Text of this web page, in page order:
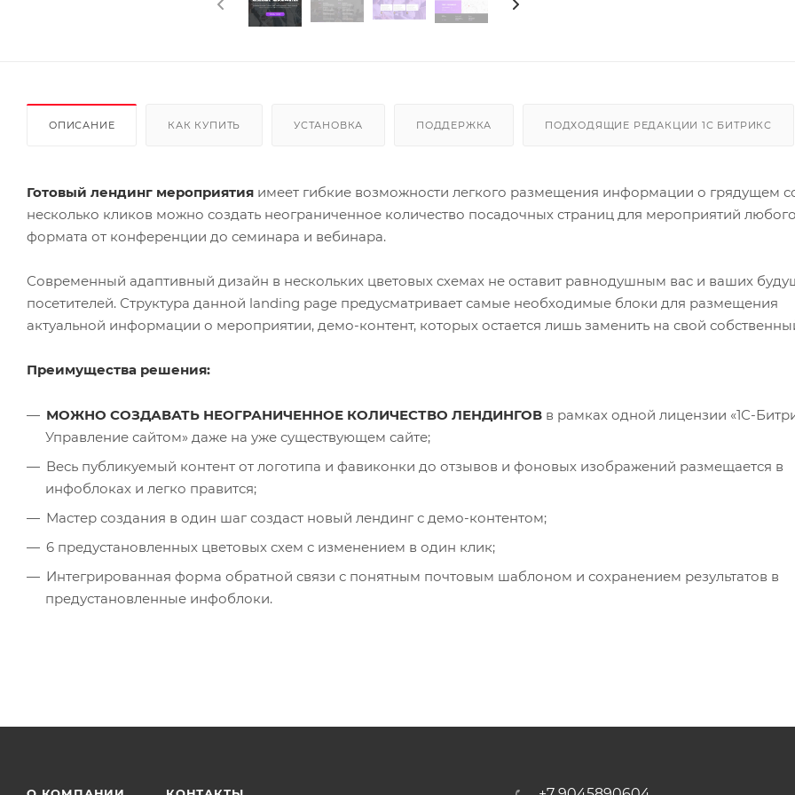
ОПИСАНИЕ КАК КУПИТЬ УСТАНОВКА ПОДДЕРЖКА ПОДХОДЯЩИЕ РЕДАКЦИИ 1C БИТРИКС
Готовый лендинг мероприятия имеет гибкие возможности легкого размещения информации о грядущем
несколько кликов можно создать неограниченное количество посадочных страниц для мероприятий
формата от конференции до семинара и вебинара.
Современный адаптивный дизайн в нескольких цветовых схемах не оставит равнодушным вас и ваших
посетителей. Структура данной landing page предусматривает самые необходимые блоки для размещения
актуальной информации о мероприятии, демо-контент, которых остается лишь заменить на свой
Преимущества решения:
МОЖНО СОЗДАВАТЬ НЕОГРАНИЧЕННОЕ КОЛИЧЕСТВО ЛЕНДИНГОВ в рамках одной лицензии «1С-
Управление сайтом» даже на уже существующем сайте;
Весь публикуемый контент от логотипа и фавиконки до отзывов и фоновых изображений размещается в
инфоблоках и легко правится;
Мастер создания в один шаг создаст новый лендинг с демо-контентом;
6 предустановленных цветовых схем с изменением в один клик;
Интегрированная форма обратной связи с понятным почтовым шаблоном и сохранением результатов в
предустановленные инфоблоки.